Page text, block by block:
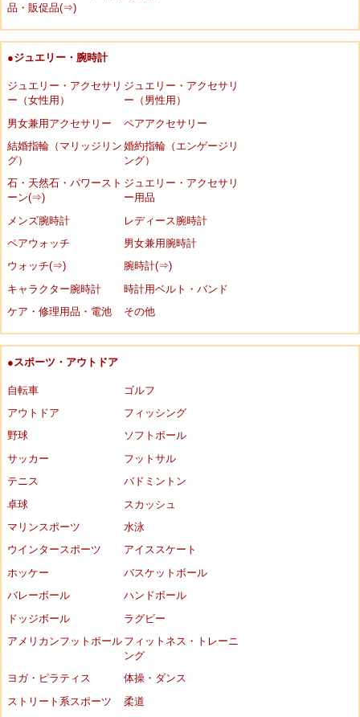
品・販促品(⇒)
●ジュエリー・腕時計
ジュエリー・アクセサリ
ー（女性用）
ジュエリー・アクセサリ
ー（男性用）
男女兼用アクセサリー
ペアアクセサリー
結婚指輪（マリッジリン
グ）
婚約指輪（エンゲージリ
ング）
石・天然石・パワースト
ーン(⇒)
ジュエリー・アクセサリ
ー用品
メンズ腕時計
レディース腕時計
ペアウォッチ
男女兼用腕時計
ウォッチ(⇒)
腕時計(⇒)
キャラクター腕時計
時計用ベルト・バンド
ケア・修理用品・電池
その他
●スポーツ・アウトドア
自転車
ゴルフ
アウトドア
フィッシング
野球
ソフトボール
サッカー
フットサル
テニス
バドミントン
卓球
スカッシュ
マリンスポーツ
水泳
ウインタースポーツ
アイススケート
ホッケー
バスケットボール
バレーボール
ハンドボール
ドッジボール
ラグビー
アメリカンフットボール フィットネス・トレーニ
ング
ヨガ・ピラティス
体操・ダンス
ストリート系スポーツ
柔道